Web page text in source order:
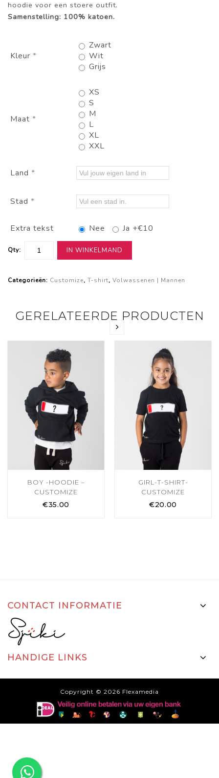
hoodie voor een stoere outfit.
Samenstelling: 100% katoen.
Kleur *
Zwart
Wit
Grijs
Maat *
XS
S
M
L
XL
XXL
Land *
Stad *
Extra tekst Nee Ja +€10
Qty: IN WINKELMAND
Categorieën: Customize, T-shirt, Volwassenen | Mannen
GERELATEERDE PRODUCTEN
BOY -HOODIE –
CUSTOMIZE
€35.00
GIRL-T-SHIRT-
CUSTOMIZE
€20.00
CONTACT INFORMATIE
HANDIGE LINKS
Copyright © 2026 Flexamedia